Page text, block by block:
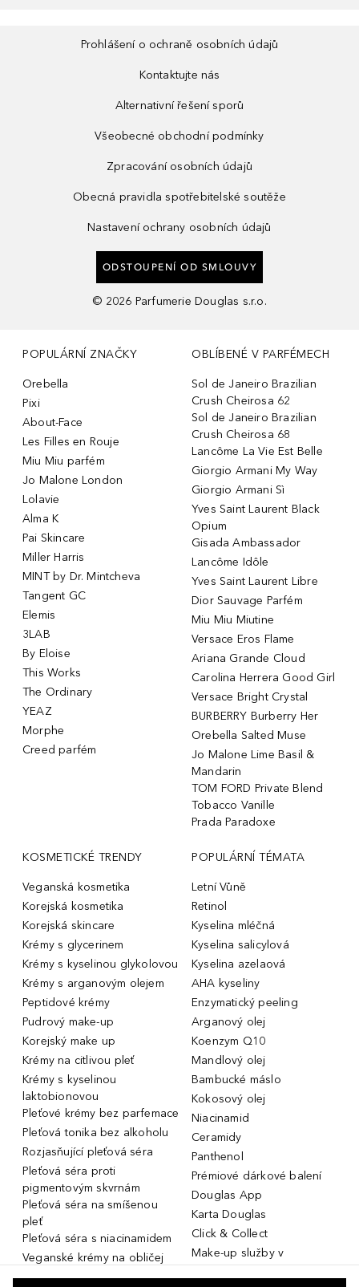
Prohlášení o ochraně osobních údajů
Kontaktujte nás
Alternativní řešení sporů
Všeobecné obchodní podmínky
Zpracování osobních údajů
Obecná pravidla spotřebitelské soutěže
Nastavení ochrany osobních údajů
ODSTOUPENÍ OD SMLOUVY
© 2026 Parfumerie Douglas s.r.o.
POPULÁRNÍ ZNAČKY
Orebella
Pixi
About-Face
Les Filles en Rouje
Miu Miu parfém
Jo Malone London
Lolavie
Alma K
Pai Skincare
Miller Harris
MINT by Dr. Mintcheva
Tangent GC
Elemis
3LAB
By Eloise
This Works
The Ordinary
YEAZ
Morphe
Creed parfém
OBLÍBENÉ V PARFÉMECH
Sol de Janeiro Brazilian
Crush Cheirosa 62
Sol de Janeiro Brazilian
Crush Cheirosa 68
Lancôme La Vie Est Belle
Giorgio Armani My Way
Giorgio Armani Sì
Yves Saint Laurent Black
Opium
Gisada Ambassador
Lancôme Idôle
Yves Saint Laurent Libre
Dior Sauvage Parfém
Miu Miu Miutine
Versace Eros Flame
Ariana Grande Cloud
Carolina Herrera Good Girl
Versace Bright Crystal
BURBERRY Burberry Her
Orebella Salted Muse
Jo Malone Lime Basil &
Mandarin
TOM FORD Private Blend
Tobacco Vanille
Prada Paradoxe
KOSMETICKÉ TRENDY
Veganská kosmetika
Korejská kosmetika
Korejská skincare
Krémy s glycerinem
Krémy s kyselinou glykolovou
Krémy s arganovým olejem
Peptidové krémy
Pudrový make-up
Korejský make up
Krémy na citlivou pleť
Krémy s kyselinou
laktobionovou
Pleťové krémy bez parfemace
Pleťová tonika bez alkoholu
Rozjasňující pleťová séra
Pleťová séra proti
pigmentovým skvrnám
Pleťová séra na smíšenou
pleť
Pleťová séra s niacinamidem
Veganské krémy na obličej
Miniatury parfémů, cestovní
POPULÁRNÍ TÉMATA
Letní Vůně
Retinol
Kyselina mléčná
Kyselina salicylová
Kyselina azelaová
AHA kyseliny
Enzymatický peeling
Arganový olej
Koenzym Q10
Mandlový olej
Bambucké máslo
Kokosový olej
Niacinamid
Ceramidy
Panthenol
Prémiové dárkové balení
Douglas App
Karta Douglas
Click & Collect
Make-up služby v
parfumeriích Douglas